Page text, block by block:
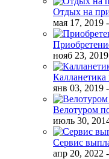
Отдых на
мая 17, 2019
нояб 23, 2019
янв 03, 2019
Велотуром
июль 30,
Сервис
апр 20, 2022